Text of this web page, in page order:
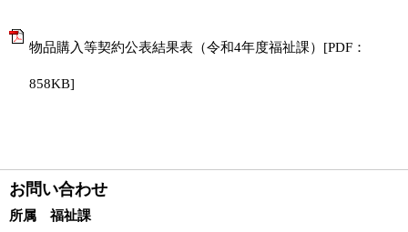
物品購入等契約公表結果表（令和4年度福祉課）[PDF：
858KB]
お問い合わせ
所属 福祉課